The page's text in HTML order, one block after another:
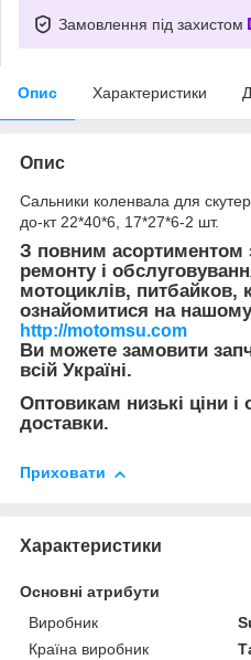
Замовлення під захистом
Опис Характеристики
Опис
Сальники коленвала для
до-кт 22*40*6, 17*27*6-2 шт.
З повним асортиментом
ремонту і
мотоциклів, питбайков,
ознайомитися на нашому
http://motomsu.com
Ви можете замовити
всій Україні.
Оптовикам низькі ціни
доставки.
Приховати
Характеристики
Основні атрибути
Виробник
Країна виробник